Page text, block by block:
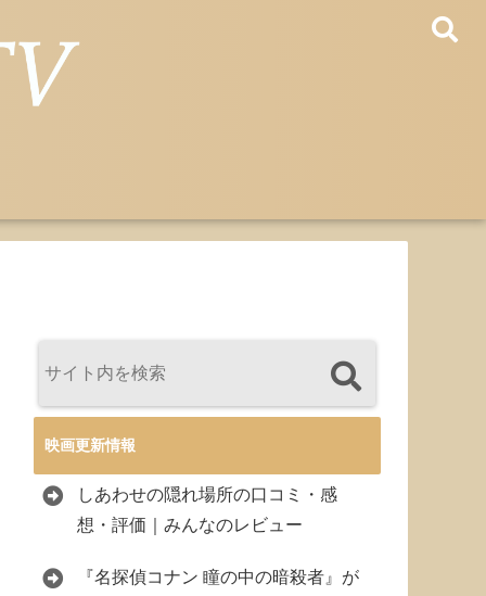
映画更新情報
しあわせの隠れ場所の口コミ・感
想・評価｜みんなのレビュー
『名探偵コナン 瞳の中の暗殺者』が